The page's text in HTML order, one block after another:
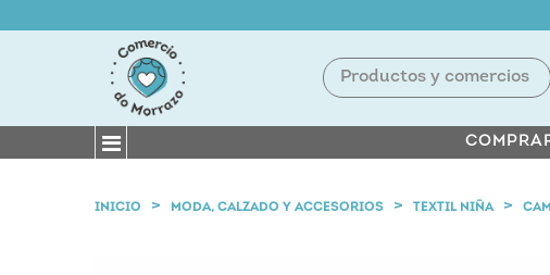
INICIO MODA, CALZADO Y ACCESORIOS TEXTIL NIÑA